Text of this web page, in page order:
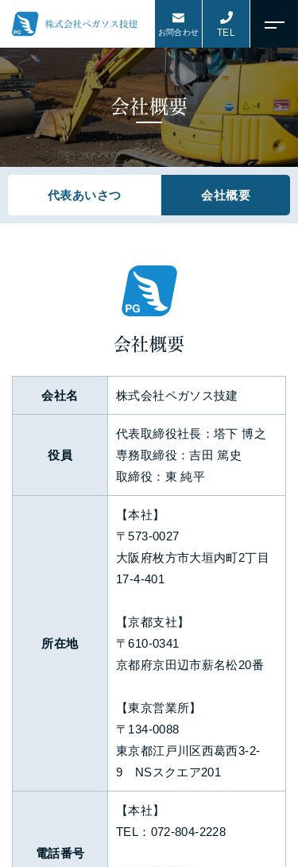
テ
ン
ツ
へ
ス
キ
ッ
お問合わせ TEL
会社概要
代表あいさつ 会社概要
会社概要
会社名 株式会社ペガソス技建
役員
代表取締役社長：塔下 博之
専務取締役：吉田 篤史
取締役：東 純平
所在地
【本社】
〒573-0027
大阪府枚方市大垣内町2丁目
17-4-401
【京都支社】
〒610-0341
京都府京田辺市薪名松20番
【東京営業所】
〒134-0088
東京都江戸川区西葛西3-2-
9 NSスクエア201
電話番号
【本社】
TEL： 072-804-2228